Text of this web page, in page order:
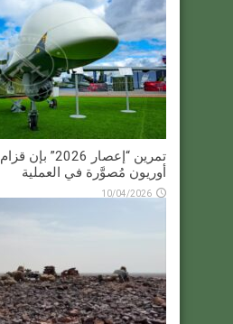
تمرين “إعصار
أوريون مُصوَّرة في العملية
10/04/2026